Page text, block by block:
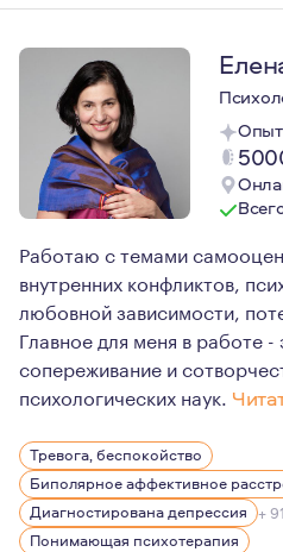
Опыт
Работаю с темами
внутренних конфликтов,
любовной зависимости,
Главное для меня в работе -
сопереживание и
психологических наук.
Для меня психотерапия —
Тревога, беспокойство
Биполярное аффективное
Диагностирована депрессия +
Понимающая психотерапия